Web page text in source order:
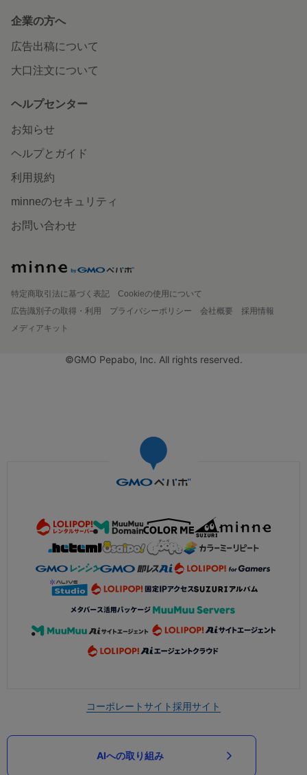
企業の方へ
広告出稿について
大口注文について
ヘルプセンター
お知らせ
ヘルプとガイド
利用規約
minneのセキュリティ
お問い合わせ
特定商取引法に基づく表記
Cookieの使用について
広告識別子の取得・利用
プライバシーポリシー 会社概要
採用情報
メディアキット
©GMO Pepabo, Inc. All rights reserved.
コーポレートサイト採用サイト
AIへの取り組み